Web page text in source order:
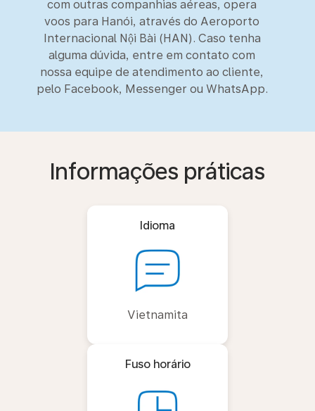
com outras companhias aéreas, opera
voos para Hanói, através do Aeroporto
Internacional Nội Bài (HAN). Caso tenha
alguma dúvida, entre em contato com
nossa equipe de atendimento ao cliente,
pelo Facebook, Messenger ou WhatsApp.
Informações práticas
Idioma
Vietnamita
Fuso horário